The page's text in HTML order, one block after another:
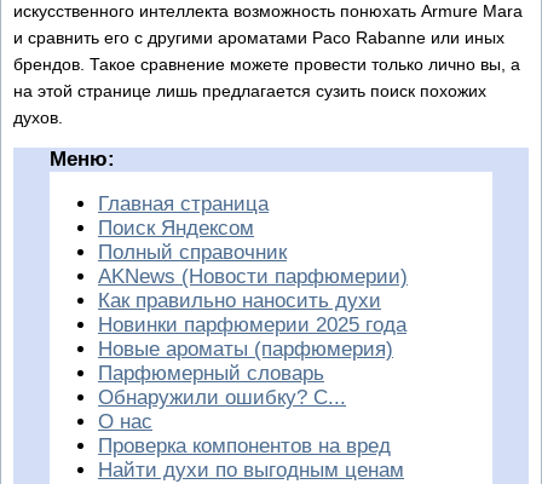
искусственного интеллекта возможность понюхать Armure Mara
и сравнить его с другими ароматами Paco Rabanne или иных
брендов. Такое сравнение можете провести только лично вы, а
на этой странице лишь предлагается сузить поиск похожих
духов.
Меню:
Главная страница
Поиск Яндексом
Полный справочник
AKNews (Новости парфюмерии)
Как правильно наносить духи
Новинки парфюмерии 2025 года
Новые ароматы (парфюмерия)
Парфюмерный словарь
Обнаружили ошибку? С...
О нас
Проверка компонентов на вред
Найти духи по выгодным ценам